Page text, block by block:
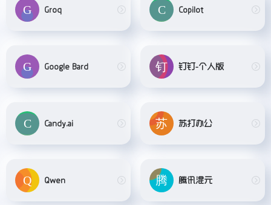
Groq Copilot
Google Bard 钉钉-个人版
Candy.ai 苏打办公
Qwen 腾讯混元